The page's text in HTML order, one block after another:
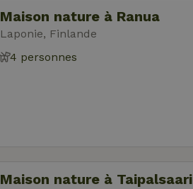
Maison nature à Ranua
Laponie, Finlande
4 personnes
Maison nature à Taipalsaari